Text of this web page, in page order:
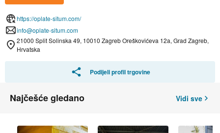
https://oplate-situm.com/
info@oplate-situm.com
21000 Split Solinska 49, 10010 Zagreb Oreškovićeva 12a, Grad Zagreb,
Hrvatska
Podijeli profil trgovine
Najčešće gledano Vidi sve